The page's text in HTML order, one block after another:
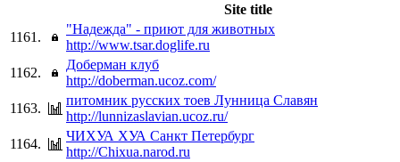
Site title
1161.
"Надежда" - приют для животных
http://www.tsar.doglife.ru
1162.
Доберман клуб
http://doberman.ucoz.com/
1163.
питомник русских тоев Лунница Славян
http://lunnizaslavian.ucoz.ru/
1164.
ЧИХУА ХУА Санкт Петербург
http://Chixua.narod.ru